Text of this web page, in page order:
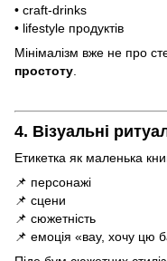
• craft-drinks
• lifestyle продуктів
Мінімалізм вже не про
простоту
4. Візуальні
Етикетка як маленька
📌 персонажі
📌 сцени
📌 сюжетність
📌 емоція «вау, хочу цю